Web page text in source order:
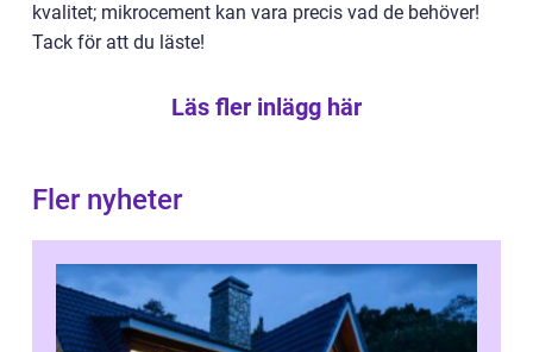
kvalitet; mikrocement kan vara precis vad de behöver!
Tack för att du läste!
Läs fler inlägg här
Fler nyheter